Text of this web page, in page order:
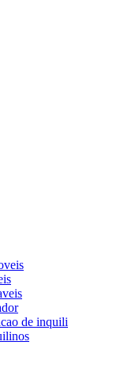
de inquili